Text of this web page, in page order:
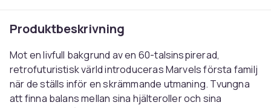
Produktbeskrivning
Mot en livfull bakgrund av en 60-talsinspirerad,
retrofuturistisk värld introduceras Marvels första familj
när de ställs inför en skrämmande utmaning. Tvungna
att finna balans mellan sina hjälteroller och sina